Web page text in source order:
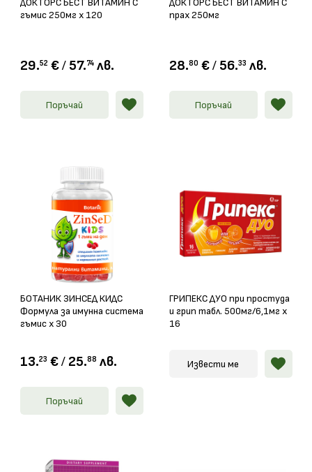
гъмис 250мг х 120
29.52 € / 57.74 лв.
Поръчай
прах 250мг
28.80 € / 56.33 лв.
Поръчай
БОТАНИК ЗИНСЕД КИДС
Формула за имунна система
гъмис х 30
13.23 € / 25.88 лв.
Поръчай
ГРИПЕКС ДУО при простуда
и грип табл. 500мг/6,1мг х
16
Извести ме